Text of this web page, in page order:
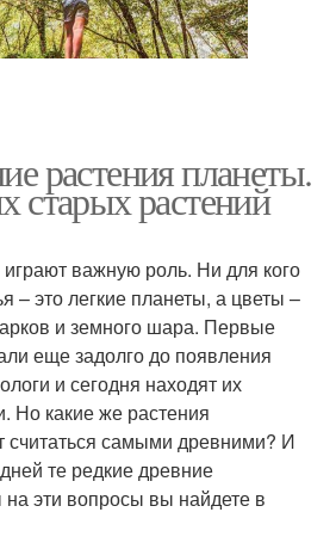
растения планеты.
старых растений
важную роль. Ни для кого
– это легкие планеты, а цветы –
и земного шара. Первые
еще задолго до появления
и сегодня находят их
Но какие же растения
считаться самыми древними? И
те редкие древние
эти вопросы вы найдете в